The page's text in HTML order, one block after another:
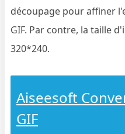
découpage pour affiner
GIF. Par contre, la taille
320*240.
Aiseesoft
GIF